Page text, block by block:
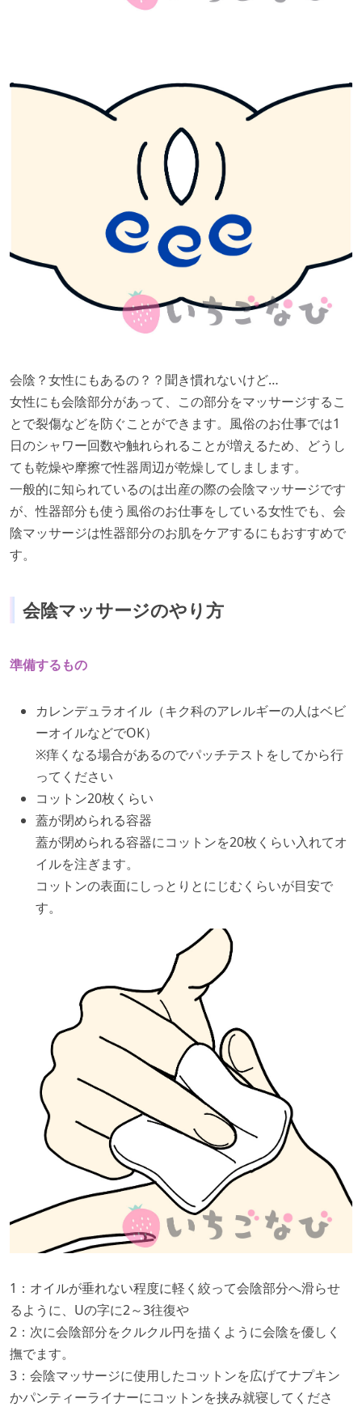
会陰？⼥性にもあるの？？聞き慣れないけど…
⼥性にも会陰部分があって、この部分をマッサージするこ
とで裂傷などを防ぐことができます。⾵俗のお仕事では1
⽇のシャワー回数や触れられることが増えるため、どうし
ても乾燥や摩擦で性器周辺が乾燥してしまします。
⼀般的に知られているのは出産の際の会陰マッサージです
が、性器部分も使う⾵俗のお仕事をしている⼥性でも、会
陰マッサージは性器部分のお肌をケアするにもおすすめで
す。
会陰マッサージのやり⽅
準備するもの
カレンデュラオイル（キク科のアレルギーの⼈はベビ
ーオイルなどでOK）
※痒くなる場合があるのでパッチテストをしてから⾏
ってください
コットン20枚くらい
蓋が閉められる容器
蓋が閉められる容器にコットンを20枚くらい⼊れてオ
イルを注ぎます。
コットンの表⾯にしっとりとにじむくらいが⽬安で
す。
1：オイルが垂れない程度に軽く絞って会陰部分へ滑らせ
るように、Uの字に2～3往復や
2：次に会陰部分をクルクル円を描くように会陰を優しく
撫でます。
3：会陰マッサージに使⽤したコットンを広げてナプキン
かパンティーライナーにコットンを挟み就寝してくださ